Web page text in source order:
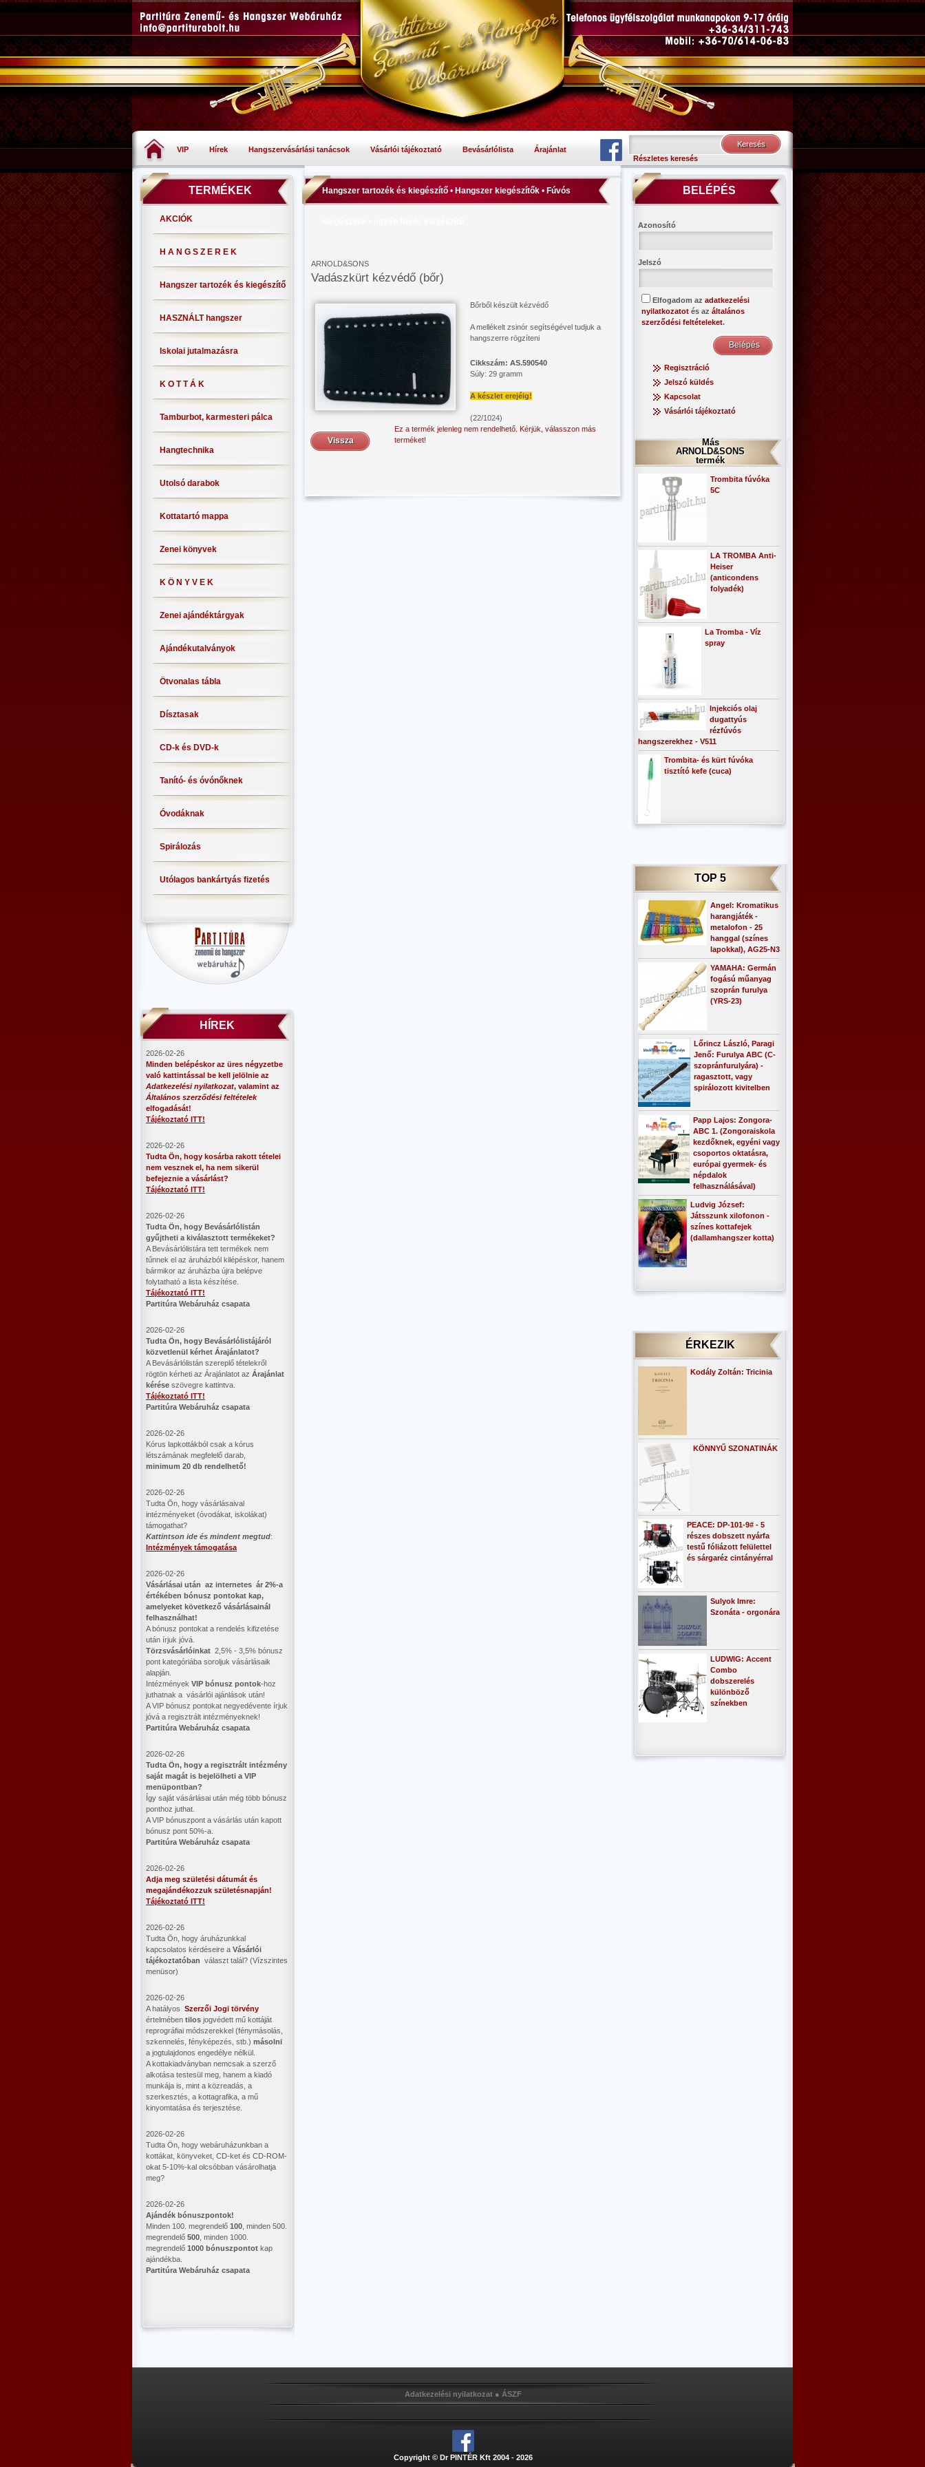
VIP Hírek Hangszervásárlási tanácsok Vásárlói tájékoztató Bevásárlólista
Árajánlat
Részletes keresés
TERMÉKEK
AKCIÓK
H A N G S Z E R E K
Hangszer tartozék és kiegészítő
HASZNÁLT hangszer
Iskolai jutalmazásra
K O T T Á K
Tamburbot, karmesteri pálca
Hangtechnika
Utolsó darabok
Kottatartó mappa
Zenei könyvek
K Ö N Y V E K
Zenei ajándéktárgyak
Ajándékutalványok
Ötvonalas tábla
Dísztasak
CD-k és DVD-k
Tanító- és óvónőknek
Óvodáknak
Spirálozás
Utólagos bankártyás fizetés
HÍREK
2026-02-26
Minden belépéskor az üres négyzetbe
való kattintással be kell jelölnie az
Adatkezelési nyilatkozat, valamint az
Általános szerződési feltételek
elfogadását!
Tájékoztató ITT!
2026-02-26
Tudta Ön, hogy kosárba rakott tételei
nem vesznek el, ha nem sikerül
befejeznie a vásárlást?
Tájékoztató ITT!
2026-02-26
​Tudta Ön, hogy Bevásárlólistán
gyűjtheti a kiválasztott termékeket?
A Bevásárlólistára tett termékek nem
tűnnek el az áruházból kilépéskor, hanem
bármikor az áruházba újra belépve
folytatható a lista készítése.
Tájékoztató ITT!
Partitúra Webáruház csapata
2026-02-26
​Tudta Ön, hogy Bevásárlólistájáról
közvetlenül kérhet Árajánlatot?
A Bevásárlólistán szereplő tételekről
rögtön kérheti az Árajánlatot az Árajánlat
kérése szövegre kattintva.
Tájékoztató ITT!
Partitúra Webáruház csapata
2026-02-26
Kórus lapkottákból csak a kórus
létszámának megfelelő darab,
minimum 20 db rendelhető!
2026-02-26
Tudta Ön, hogy vásárlásaival
intézményeket (óvodákat, iskolákat)
támogathat?
Kattintson ide és mindent megtud:
Intézmények támogatása
2026-02-26
Vásárlásai után az internetes ár 2%-a
értékében bónusz pontokat kap,
amelyeket következő vásárlásainál
felhasználhat!
A bónusz pontokat a rendelés kifizetése
után írjuk jóvá.
Törzsvásárlóinkat 2,5% - 3,5% bónusz
pont kategóriába soroljuk vásárlásaik
alapján.
Intézmények VIP bónusz pontok-hoz
juthatnak a vásárlói ajánlások után!
A VIP bónusz pontokat negyedévente írjuk
jóvá a regisztrált intézményeknek!
Partitúra Webáruház csapata
2026-02-26
​Tudta Ön, hogy a regisztrált intézmény
saját magát is bejelölheti a VIP
menüpontban?
Így saját vásárlásai után még több bónusz
ponthoz juthat.
A VIP bónuszpont a vásárlás után kapott
bónusz pont 50%-a.
Partitúra Webáruház csapata
2026-02-26
Adja meg születési dátumát és
megajándékozzuk születésnapján!
Tájékoztató ITT!
2026-02-26
Tudta Ön, hogy áruházunkkal
kapcsolatos kérdéseire a Vásárlói
tájékoztatóban választ talál? (Vízszintes
menüsor)
2026-02-26
A hatályos Szerzői Jogi törvény
értelmében tilos jogvédett mű kottáját
reprográfiai módszerekkel (fénymásolás,
szkennelés, fényképezés, stb.) másolni
a jogtulajdonos engedélye nélkül.
A kottakiadványban nemcsak a szerző
alkotása testesül meg, hanem a kiadó
munkája is, mint a közreadás, a
szerkesztés, a kottagrafika, a mű
kinyomtatása és terjesztése.
2026-02-26
Tudta Ön, hogy webáruházunkban a
kottákat, könyveket, CD-ket és CD-ROM-
okat 5-10%-kal olcsóbban vásárolhatja
meg?
2026-02-26
Ajándék bónuszpontok!
Minden 100. megrendelő 100 , minden 500.
megrendelő 500 , minden 1000.
megrendelő 1000 bónuszpontot kap
ajándékba.
Partitúra Webáruház csapata
Hangszer tartozék és kiegészítő • Hangszer kiegészítők • Fúvós
ARNOLD&SONS
Vadászkürt kézvédő (bőr)
Bőrből készült kézvédő
A mellékelt zsinór segítségével tudjuk a
hangszerre rögzíteni
Cikkszám: AS.590540
Súly: 29 gramm
A készlet erejéig!
(22/1024)
Vissza
Ez a termék jelenleg nem rendelhető. Kérjük, válasszon más
terméket!
BELÉPÉS
Azonosító
Jelszó
Elfogadom az adatkezelési
nyilatkozatot és az általános
szerződési feltételeket.
Regisztráció
Jelszó küldés
Kapcsolat
Vásárlói tájékoztató
Más
ARNOLD&SONS
termék
Trombita fúvóka
5C
LA TROMBA Anti-
Heiser
(anticondens
folyadék)
La Tromba - Víz
spray
Injekciós olaj
dugattyús
rézfúvós
hangszerekhez - V511
Trombita- és kürt fúvóka
tisztító kefe (cuca)
TOP 5
Angel: Kromatikus
harangjáték -
metalofon - 25
hanggal (színes
lapokkal), AG25-N3
YAMAHA: Germán
fogású műanyag
szoprán furulya
(YRS-23)
Lőrincz László, Paragi
Jenő: Furulya ABC (C-
szopránfurulyára) -
ragasztott, vagy
spirálozott kivitelben
Papp Lajos: Zongora-
ABC 1. (Zongoraiskola
kezdőknek, egyéni vagy
csoportos oktatásra,
európai gyermek- és
népdalok
felhasználásával)
Ludvig József:
Játsszunk xilofonon -
színes kottafejek
(dallamhangszer kotta)
ÉRKEZIK
Kodály Zoltán: Tricinia
KÖNNYŰ SZONATINÁK
PEACE: DP-101-9# - 5
részes dobszett nyárfa
testű fóliázott felülettel
és sárgaréz cintányérral
Sulyok Imre:
Szonáta - orgonára
LUDWIG: Accent
Combo
dobszerelés
különböző
színekben
Adatkezelési nyilatkozat● ÁSZF
Copyright © Dr PINTÉR Kft 2004 - 2026